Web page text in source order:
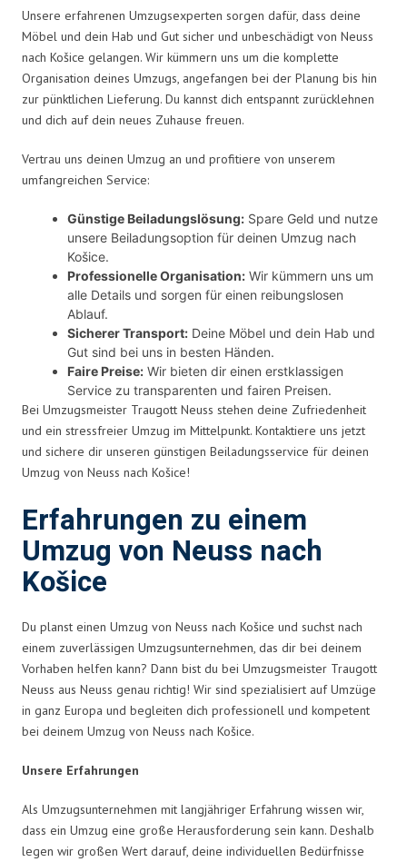
Unsere erfahrenen Umzugsexperten sorgen dafür, dass deine
Möbel und dein Hab und Gut sicher und unbeschädigt von Neuss
nach Košice gelangen. Wir kümmern uns um die komplette
Organisation deines Umzugs, angefangen bei der Planung bis hin
zur pünktlichen Lieferung. Du kannst dich entspannt zurücklehnen
und dich auf dein neues Zuhause freuen.
Vertrau uns deinen Umzug an und profitiere von unserem
umfangreichen Service:
Günstige Beiladungslösung: Spare Geld und nutze
unsere Beiladungsoption für deinen Umzug nach
Košice.
Professionelle Organisation: Wir kümmern uns um
alle Details und sorgen für einen reibungslosen
Ablauf.
Sicherer Transport: Deine Möbel und dein Hab und
Gut sind bei uns in besten Händen.
Faire Preise: Wir bieten dir einen erstklassigen
Service zu transparenten und fairen Preisen.
Bei Umzugsmeister Traugott Neuss stehen deine Zufriedenheit
und ein stressfreier Umzug im Mittelpunkt. Kontaktiere uns jetzt
und sichere dir unseren günstigen Beiladungsservice für deinen
Umzug von Neuss nach Košice!
Erfahrungen zu einem
Umzug von Neuss nach
Košice
Du planst einen Umzug von Neuss nach Košice und suchst nach
einem zuverlässigen Umzugsunternehmen, das dir bei deinem
Vorhaben helfen kann? Dann bist du bei Umzugsmeister Traugott
Neuss aus Neuss genau richtig! Wir sind spezialisiert auf Umzüge
in ganz Europa und begleiten dich professionell und kompetent
bei deinem Umzug von Neuss nach Košice.
Unsere Erfahrungen
Als Umzugsunternehmen mit langjähriger Erfahrung wissen wir,
dass ein Umzug eine große Herausforderung sein kann. Deshalb
legen wir großen Wert darauf, deine individuellen Bedürfnisse